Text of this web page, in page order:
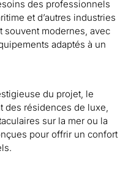
des professionnels
et d’autres industries
souvent modernes, avec
adaptés à un
du projet, le
des résidences de luxe,
sur la mer ou la
pour offrir un confort